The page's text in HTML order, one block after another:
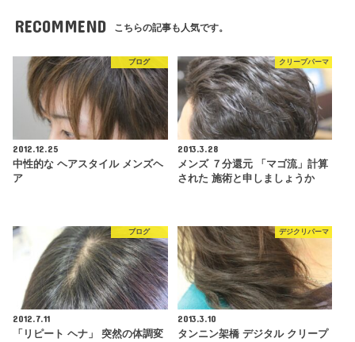
RECOMMEND こちらの記事も人気です。
ブログ
2012.12.25
中性的な ヘアスタイル メンズヘ
ア
クリープパーマ
2013.3.28
メンズ ７分還元 「マゴ流」計算
された 施術と申しましょうか
ブログ
2012.7.11
「リピート ヘナ」 突然の体調変
デジクリパーマ
2013.3.10
タンニン架橋 デジタル クリープ